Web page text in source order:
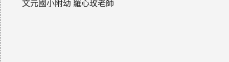
文元國小附幼 羅心玫老師